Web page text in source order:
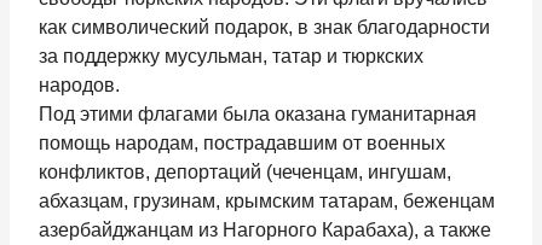
как символический подарок, в знак благодарности
за поддержку мусульман, татар и тюркских
народов.
Под этими флагами была оказана гуманитарная
помощь народам, пострадавшим от военных
конфликтов, депортаций (чеченцам, ингушам,
абхазцам, грузинам, крымским татарам, беженцам
азербайджанцам из Нагорного Карабаха), а также